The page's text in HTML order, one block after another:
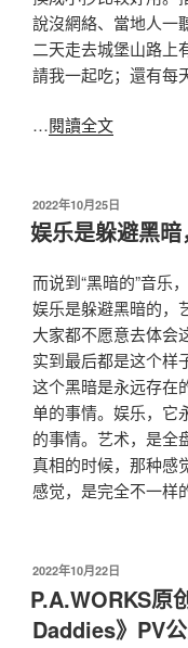
說沒網絡、當地人一
二天走去城堡山路上
請我一起吃；還有每
…閱讀全文
发
布
于
2022年10月25日
娱乐是躲避黑
而说到“黑暗的”音乐
娱乐是躲避黑暗的，
大家都不愿意去体会
实到最后都是这个样
这个黑暗是永远存在
单的事情。娱乐，它
的事情。艺术，是全
真相的时候，那种感
感觉，是完全不一样
发
布
于
2022年10月22日
P.A.WORKS原
Daddies》PV